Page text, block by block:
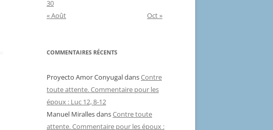
30
« Août
Oct »
COMMENTAIRES RÉCENTS
Proyecto Amor ConyugaldansContre
toute attente. Commentaire pour les
époux : Luc 12, 8-12
Manuel MirallesdansContre toute
attente. Commentaire pour les époux :